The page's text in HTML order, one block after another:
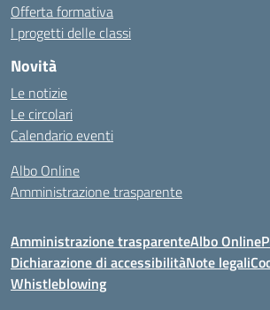
Offerta formativa
I progetti delle classi
Novità
Le notizie
Le circolari
Calendario eventi
Albo Online
Amministrazione trasparente
Amministrazione trasparenteAlbo Online
Dichiarazione di accessibilitàNote legali
Whistleblowing